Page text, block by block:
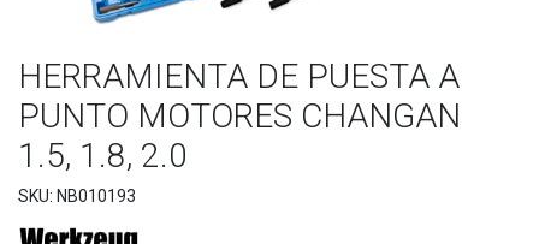
HERRAMIENTA DE PUESTA A
PUNTO MOTORES CHANGAN
1.5, 1.8, 2.0
SKU: NB010193